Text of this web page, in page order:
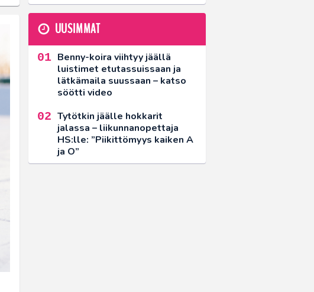
UUSIMMAT
Benny-koira viihtyy jäällä
luistimet etutassuissaan ja
lätkämaila suussaan – katso
söötti video
Tytötkin jäälle hokkarit
jalassa – liikunnanopettaja
HS:lle: ”Piikittömyys kaiken A
ja O”